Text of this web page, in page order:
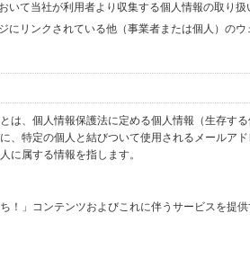
て当社が利用者より収集する個人情報の取り扱
にリンクされている他（事業者または個人）の
は、個人情報保護法に定める個人情報（生存す
、特定の個人と結びついて使用されるメールア
に属する情報を指します。
！」コンテンツおよびこれに伴うサービスを提